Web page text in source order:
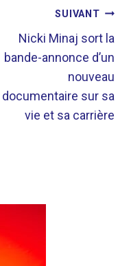
SUIVANT
Nicki Minaj sort la
bande-annonce d’un
nouveau
documentaire sur sa
vie et sa carrière